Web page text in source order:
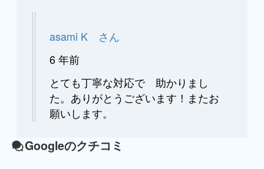
asami K さん
6 年前
とても丁寧な対応で 助かりまし
た。ありがとうございます！またお
願いします。
Googleのクチコミ